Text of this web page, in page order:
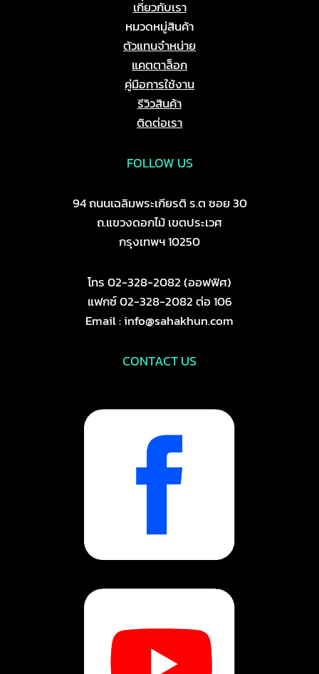
เกี่ยวกับเรา
หมวดหมู่สินค้า
ตัวแทนจำหน่าย
แคตตาล็อก
คู่มือการใช้งาน
รีวิวสินค้า
ติดต่อเรา
FOLLOW US
94 ถนนเฉลิมพระเกียรติ ร.ต ซอย 30
ถ.แขวงดอกไม้ เขตประเวศ
กรุงเทพฯ 10250
โทร 02-328-2082 (ออฟฟิศ)
แฟกซ์ 02-328-2082 ต่อ 106
Email : info@sahakhun.com
CONTACT US